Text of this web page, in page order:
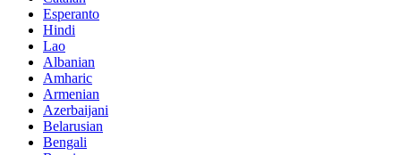
Esperanto
Hindi
Lao
Albanian
Amharic
Armenian
Azerbaijani
Belarusian
Bengali